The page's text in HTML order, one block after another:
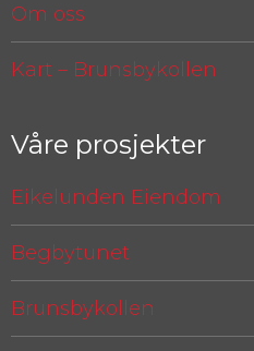
Om oss
Kart – Brunsbykollen
Våre prosjekter
Eikelunden Eiendom
Begbytunet
Brunsbykollen